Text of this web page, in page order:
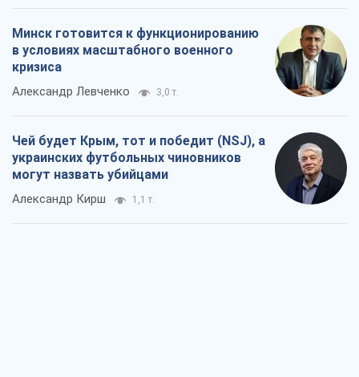
Минск готовится к функционированию
в условиях масштабного военного
кризиса
Александр Левченко 3,0 т.
Чей будет Крым, тот и победит (NSJ), а
украинских футбольных чиновников
могут назвать убийцами
Александр Кирш 1,1 т.